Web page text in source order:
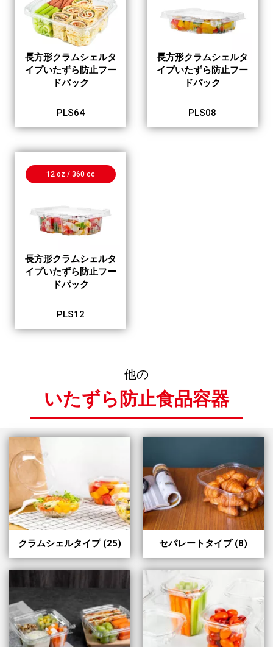
長方形クラムシェルタ
イプいたずら防止フー
ドパック
PLS64
長方形クラムシェルタ
イプいたずら防止フー
ドパック
PLS08
12 oz / 360 cc
長方形クラムシェルタ
イプいたずら防止フー
ドパック
PLS12
他の
いたずら防止食品容器
クラムシェルタイプ (25) セパレートタイプ (8)